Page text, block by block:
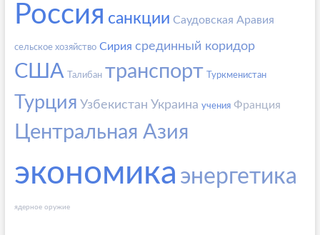
Россия санкции Саудовская Аравия
сельское хозяйство Сирия срединный коридор
США Талибан транспорт Туркменистан
Турция Узбекистан Украина учения Франция
Центральная Азия
экономика энергетика
ядерное оружие